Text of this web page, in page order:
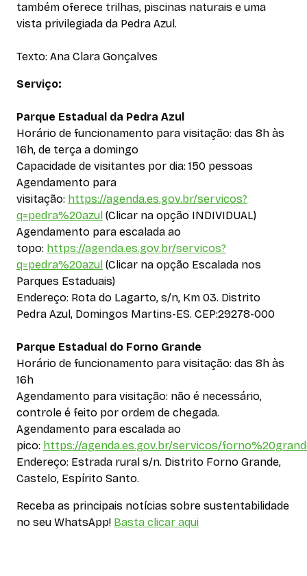
também oferece trilhas, piscinas naturais e uma
vista privilegiada da Pedra Azul.
Texto: Ana Clara Gonçalves
Serviço:
Parque Estadual da Pedra Azul
Horário de funcionamento para visitação: das 8h às
16h, de terça a domingo
Capacidade de visitantes por dia: 150 pessoas
Agendamento para
visitação: https://agenda.es.gov.br/servicos?
q=pedra%20azul (Clicar na opção INDIVIDUAL)
Agendamento para escalada ao
topo: https://agenda.es.gov.br/servicos?
q=pedra%20azul (Clicar na opção Escalada nos
Parques Estaduais)
Endereço: Rota do Lagarto, s/n, Km 03. Distrito
Pedra Azul, Domingos Martins-ES. CEP:29278-000
Parque Estadual do Forno Grande
Horário de funcionamento para visitação: das 8h às
16h
Agendamento para visitação: não é necessário,
controle é feito por ordem de chegada.
Agendamento para escalada ao
pico: https://agenda.es.gov.br/servicos/
Endereço: Estrada rural s/n. Distrito Forno Grande,
Castelo, Espírito Santo.
Receba as principais notícias sobre sustentabilidade
no seu WhatsApp! Basta clicar aqui